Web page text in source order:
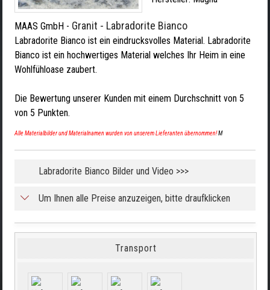
MAAS GmbH - Granit - Labradorite Bianco
Labradorite Bianco ist ein eindrucksvolles Material. Labradorite
Bianco ist ein hochwertiges Material welches Ihr Heim in eine
Wohlfühloase zaubert.
Die Bewertung unserer Kunden mit einem Durchschnitt von 5
von 5 Punkten.
Alle Materialbilder und Materialnamen wurden von unserem Lieferanten übernommen!M
Labradorite Bianco Bilder und Video >>>
Um Ihnen alle Preise anzuzeigen, bitte draufklicken
Transport